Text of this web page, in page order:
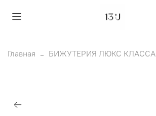
Главная БИЖУТЕРИЯ ЛЮКС КЛАССА